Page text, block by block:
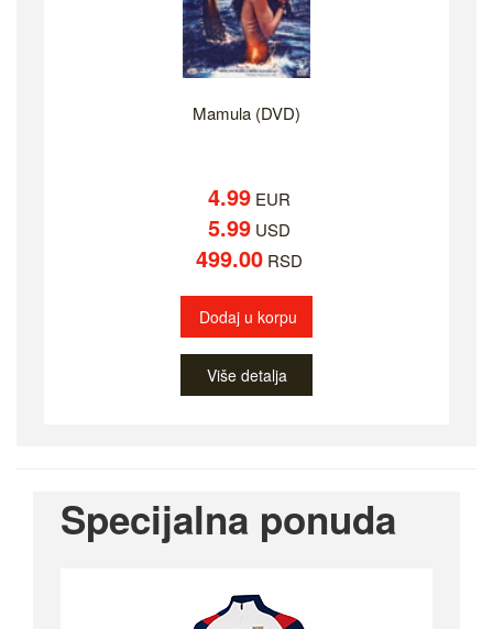
Mamula (DVD)
4.99 EUR
5.99 USD
499.00 RSD
Dodaj u korpu
Više detalja
Specijalna ponuda